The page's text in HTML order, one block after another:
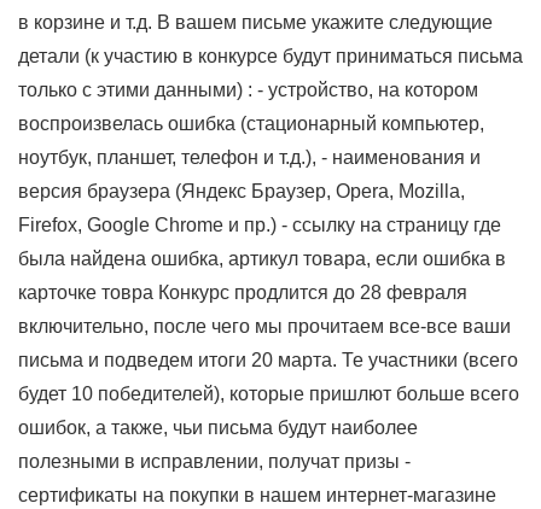
в корзине и т.д. В вашем письме укажите следующие
детали (к участию в конкурсе будут приниматься письма
только с этими данными) : - устройство, на котором
воспроизвелась ошибка (стационарный компьютер,
ноутбук, планшет, телефон и т.д.), - наименования и
версия браузера (Яндекс Браузер, Opera, Mozilla,
Firefox, Google Chrome и пр.) - ссылку на страницу где
была найдена ошибка, артикул товара, если ошибка в
карточке товра Конкурс продлится до 28 февраля
включительно, после чего мы прочитаем все-все ваши
письма и подведем итоги 20 марта. Те участники (всего
будет 10 победителей), которые пришлют больше всего
ошибок, а также, чьи письма будут наиболее
полезными в исправлении, получат призы -
сертификаты на покупки в нашем интернет-магазине